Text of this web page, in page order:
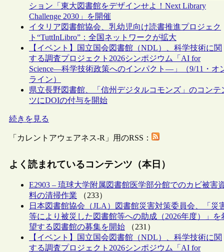
ション「東大図書館をデザインせよ！Next Library
Challenge 2030」を開催
イタリア図書館協会、乳幼児向け読書推進プロジェク
ト“TuttInLibro”：全国ネットワークが拡大
【イベント】国立国会図書館（NDL）、科学技術に関
する調査プロジェクト2026シンポジウム「AI for
Science―科学技術政策へのインパクト―」（9/11・オ
ライン）
県立長野図書館、「信州デジタルコモンズ」のコンテ
ツにDOIの付与を開始
続きを見る
「カレントアウェアネス-R」用のRSS：
よく読まれているコンテンツ（本日）
E2903 – 琉球大学附属図書館医学部分館でのカビ被害
料の清掃作業 （233）
日本図書館協会（JLA）図書館災害対策委員会、「災
等により被災した図書館等への助成（2026年度）」を
望する図書館の募集を開始 （231）
【イベント】国立国会図書館（NDL）、科学技術に関
する調査プロジェクト2026シンポジウム「AI for